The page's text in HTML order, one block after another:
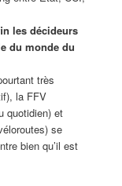
les décideurs
du monde du
très
la FFV
quotidien) et
se
bien qu’il est